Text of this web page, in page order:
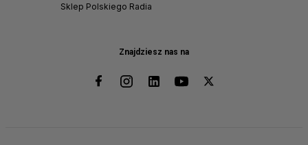
Znajdziesz nas na
Sklep Polskiego Radia